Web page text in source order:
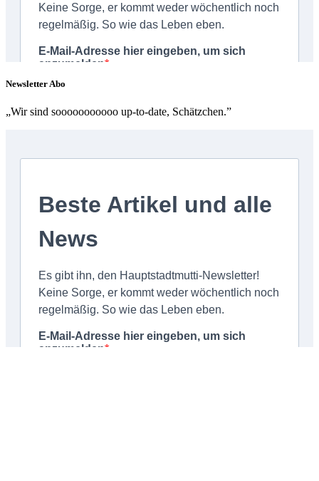
Newsletter Abo
„Wir sind sooooooooooo up-to-date, Schätzchen.”